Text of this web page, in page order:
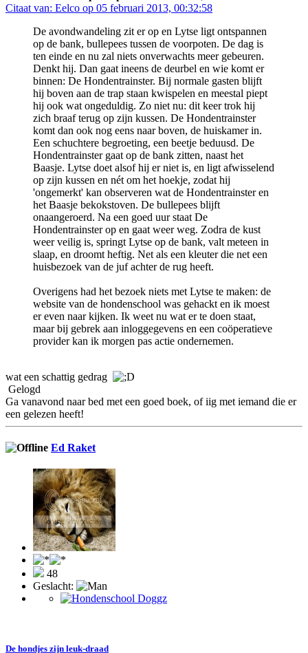
Citaat van: Eelco op 05 februari 2013, 00:32:58
De avondwandeling zit er op en Lytse ligt ontspannen
op de bank, bullepees tussen de voorpoten. De dag is
ten einde en nu zal niets onverwachts meer gebeuren.
Denkt hij. Dan gaat ineens de deurbel en wie komt er
binnen: De Hondentrainster. Bij normale gasten blijft
hij boven aan de trap staan kwispelen en meestal piept
hij ook wat ongeduldig. Zo niet nu: dit keer trok hij
zich braaf terug op zijn kussen. De Hondentrainster
komt dan ook nog eens naar boven, de huiskamer in.
Een schuchtere begroeting, een beetje beduusd. De
Hondentrainster gaat op de bank zitten, naast het
Baasje. Lytse doet alsof hij er niet is, en ligt afwisselend
op zijn kussen en nét om het hoekje, zodat hij
'ongemerkt' kan observeren wat de Hondentrainster en
het Baasje bekokstoven. De bullepees blijft
onaangeroerd. Na een goed uur staat De
Hondentrainster op en gaat weer weg. Zodra de kust
weer veilig is, springt Lytse op de bank, valt meteen in
slaap, en droomt heftig. Net als een kleuter die net een
huisbezoek van de juf achter de rug heeft.
Overigens had het bezoek niets met Lytse te maken: de
website van de hondenschool was gehackt en ik moest
er even naar kijken. Ik weet nu wat er te doen staat,
maar bij gebrek aan inloggegevens en een coöperatieve
provider kan ik morgen pas actie ondernemen.
wat een schattig gedrag
Gelogd
Ga vanavond naar bed met een goed boek, of iig met iemand die er
een gelezen heeft!
Ed Raket
48
Geslacht:
De hondjes zijn leuk-draad